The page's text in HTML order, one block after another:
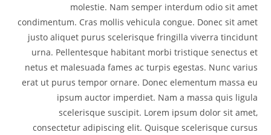
molestie. Nam semper interdum odio sit amet
condimentum. Cras mollis vehicula congue. Donec sit amet
justo aliquet purus scelerisque fringilla viverra tincidunt
urna. Pellentesque habitant morbi tristique senectus et
netus et malesuada fames ac turpis egestas. Nunc varius
erat ut purus tempor ornare. Donec elementum massa eu
ipsum auctor imperdiet. Nam a massa quis ligula
scelerisque suscipit. Lorem ipsum dolor sit amet,
consectetur adipiscing elit. Quisque scelerisque cursus